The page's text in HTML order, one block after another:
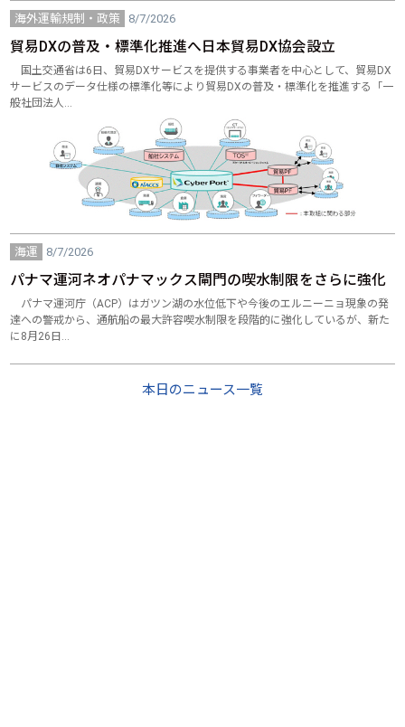
海外運輸規制・政策 8/7/2026
貿易DXの普及・標準化推進へ日本貿易DX協会設立
国土交通省は6日、貿易DXサービスを提供する事業者を中心として、貿易DX
サービスのデータ仕様の標準化等により貿易DXの普及・標準化を推進する「一
般社団法人…
海運 8/7/2026
パナマ運河ネオパナマックス閘門の喫水制限をさらに強化
パナマ運河庁（ACP）はガツン湖の水位低下や今後のエルニーニョ現象の発
達への警戒から、通航船の最大許容喫水制限を段階的に強化しているが、新た
に8月26日…
本日のニュース一覧